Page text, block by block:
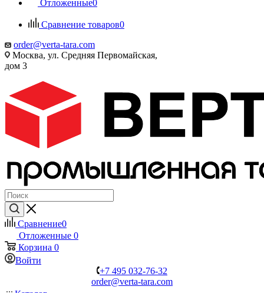
Отложенные0
Сравнение товаров0
order@verta-tara.com
Москва, ул. Средняя Первомайская,
дом 3
Сравнение0
Отложенные 0
Корзина 0
Войти
+7 495 032-76-32
order@verta-tara.com